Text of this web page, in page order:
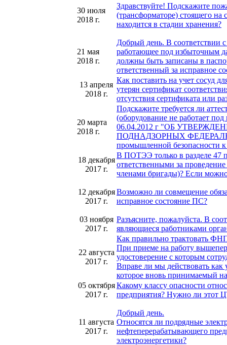
30 июля
2018 г.
Здравствуйте! Подскажите
(трансформаторе) стоящего на
находится в стадии хранения?
21 мая
2018 г.
Добрый день. В соответствии
работающее под избыточным
должны быть записаны в
ответственный за исправное
13 апреля
2018 г.
Как поставить на учет сосуд
утерян сертификат
отсутствия сертификата или
20 марта
2018 г.
Подскажите требуется ли
(оборудование не работает
06.04.2012 г "ОБ
ПОДНАДЗОРНЫХ
промышленной безопасности
18 декабря
2017 г.
В ПОТЭЭ только в разделе 47
ответственными за
членами бригады)? Если
12 декабря
2017 г.
Возможно ли совмещение
исправное состояние ПС?
03 ноября
2017 г.
Разъясните, пожалуйста. В
являющиеся работниками
22 августа
2017 г.
Как правильно трактовать
При приеме на работу
удостоверение с которым
Вправе ли мы действовать как
которое вновь принимаемый
05 октября
2017 г.
Какому классу опасности
предприятия? Нужно ли этот
11 августа
2017 г.
Добрый день.
Относятся ли подрядные
нефтеперерабатывающего
электроэнергетики?